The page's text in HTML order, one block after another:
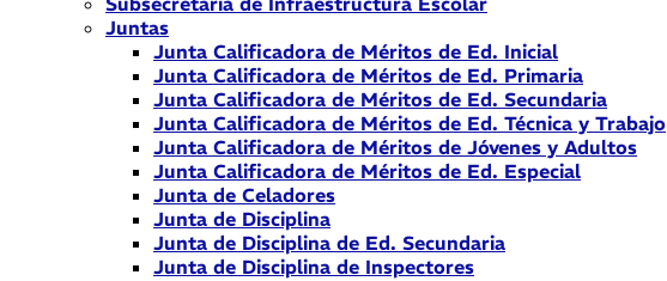
Juntas
Junta Calificadora de Méritos de Ed. Inicial
Junta Calificadora de Méritos de Ed. Primaria
Junta Calificadora de Méritos de Ed. Secundaria
Junta Calificadora de Méritos de Ed. Técnica y Trabajo
Junta Calificadora de Méritos de Jóvenes y Adultos
Junta Calificadora de Méritos de Ed. Especial
Junta de Celadores
Junta de Disciplina
Junta de Disciplina de Ed. Secundaria
Junta de Disciplina de Inspectores